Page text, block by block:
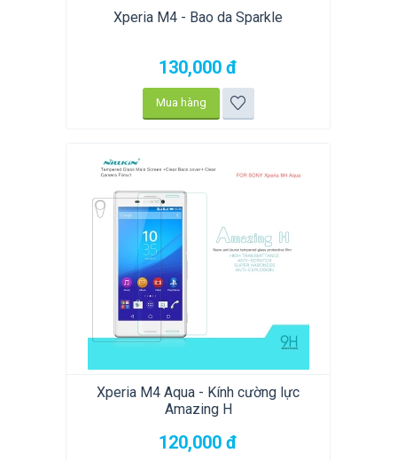
Xperia M4 - Bao da Sparkle
130,000 đ
Mua hàng
Xperia M4 Aqua - Kính cường lực
Amazing H
120,000 đ